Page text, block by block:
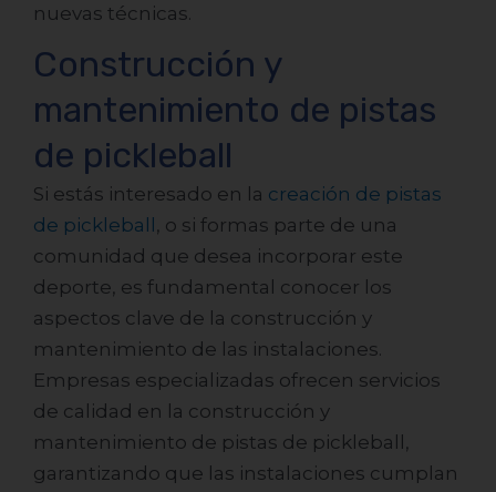
nuevas técnicas.
Construcción y
mantenimiento de pistas
de pickleball
Si estás interesado en la creación de pistas
de pickleball , o si formas parte de una
comunidad que desea incorporar este
deporte, es fundamental conocer los
aspectos clave de la construcción y
mantenimiento de las instalaciones.
Empresas especializadas ofrecen servicios
de calidad en la construcción y
mantenimiento de pistas de pickleball,
garantizando que las instalaciones cumplan